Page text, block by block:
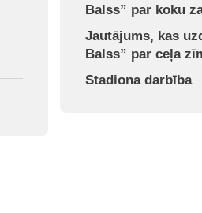
Balss” par koku
Jautājums, kas
Balss” par ceļa
Stadiona darbība